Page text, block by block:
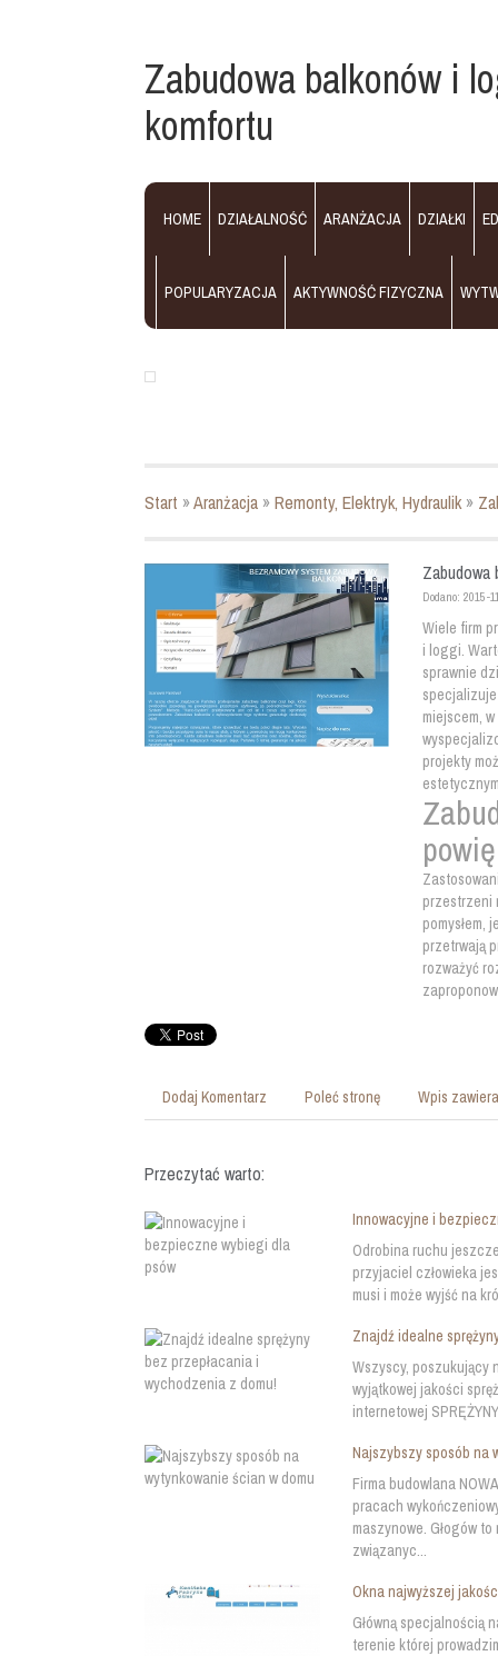
Zabudowa balkonów i
komfortu
HOME DZIAŁALNOŚĆ ARANŻACJA DZIAŁKI
POPULARYZACJA AKTYWNOŚĆ FIZYCZNA
Start »Aranżacja »Remonty, Elektryk, Hydraulik»
Dodano: 2015-
Wiele firm
i loggi.
sprawnie
miejscem,
projekty
przestrzeni
pomysłem,
przetrwają
rozważyć
Dodaj Komentarz Poleć stronę Wpis
Przeczytać warto:
Innowacyjne i
Odrobina ruchu
przyjaciel człowieka
musi i może wyjść na
Znajdź idealne
Wszyscy, poszukujący
wyjątkowej jakości
internetowej
Najszybszy sposób na
Firma budowlana
pracach
maszynowe. Głogów
związanyc...
Okna najwyższej
Główną specjalnością
terenie której